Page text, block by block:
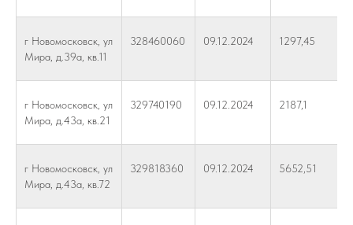
г Новомосковск, ул
Мира, д.39а, кв.11
328460060 09.12.2024 1297,45
г Новомосковск, ул
Мира, д.43а, кв.21
329740190 09.12.2024 2187,1
г Новомосковск, ул
Мира, д.43а, кв.72
329818360 09.12.2024 5652,51